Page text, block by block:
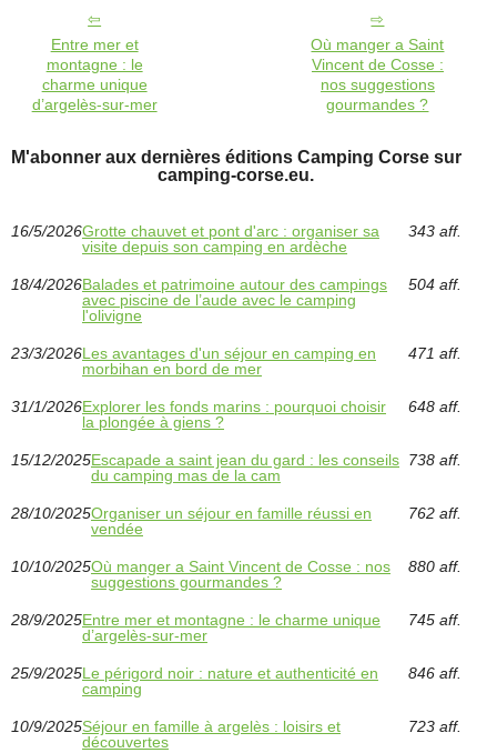
Entre mer et
montagne : le
charme unique
d’argelès-sur-mer
Où manger a Saint
Vincent de Cosse :
nos suggestions
gourmandes ?
M'abonner aux dernières éditions Camping Corse sur
camping-corse.eu.
16/5/2026Grotte chauvet et pont d'arc : organiser sa
visite depuis son camping en ardèche
343 aff.
18/4/2026Balades et patrimoine autour des campings
avec piscine de l’aude avec le camping
l'olivigne
504 aff.
23/3/2026Les avantages d'un séjour en camping en
morbihan en bord de mer
471 aff.
31/1/2026Explorer les fonds marins : pourquoi choisir
la plongée à giens ?
648 aff.
15/12/2025Escapade a saint jean du gard : les conseils
du camping mas de la cam
738 aff.
28/10/2025Organiser un séjour en famille réussi en
vendée
762 aff.
10/10/2025Où manger a Saint Vincent de Cosse : nos
suggestions gourmandes ?
880 aff.
28/9/2025Entre mer et montagne : le charme unique
d’argelès-sur-mer
745 aff.
25/9/2025Le périgord noir : nature et authenticité en
camping
846 aff.
10/9/2025Séjour en famille à argelès : loisirs et
découvertes
723 aff.